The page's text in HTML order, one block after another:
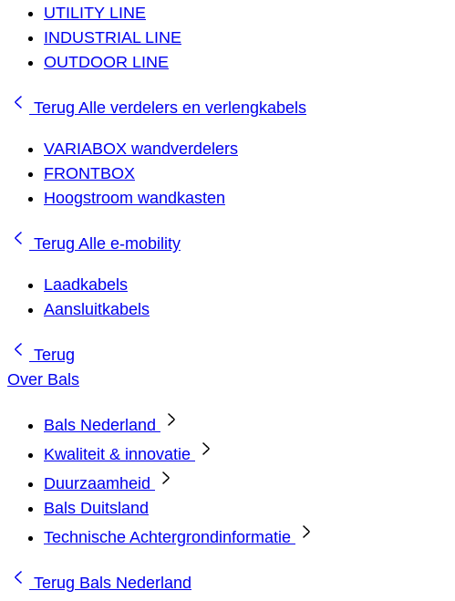
UTILITY LINE
INDUSTRIAL LINE
OUTDOOR LINE
Terug Alle verdelers en verlengkabels
VARIABOX wandverdelers
FRONTBOX
Hoogstroom wandkasten
Terug Alle e-mobility
Laadkabels
Aansluitkabels
Terug
Over Bals
Bals Nederland
Kwaliteit & innovatie
Duurzaamheid
Bals Duitsland
Technische Achtergrondinformatie
Terug Bals Nederland